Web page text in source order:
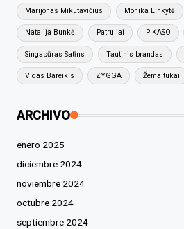
Marijonas Mikutavičius Monika Linkytė
Natalija Bunkė Patruliai PIKASO
Singapūras Satīns Tautinis brandas
Vidas Bareikis ZYGGA Žemaitukai
ARCHIVO
enero 2025
diciembre 2024
noviembre 2024
octubre 2024
septiembre 2024